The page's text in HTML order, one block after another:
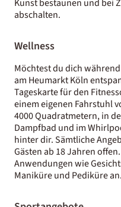
Kunst bestaunen und bei
abschalten.
Wellness
Möchtest du dich
am Heumarkt Köln
Tageskarte für den
einem eigenen Fahrstuhl
4000 Quadratmetern, in
Dampfbad und im
hinter dir. Sämtliche
Gästen ab 18 Jahren
Anwendungen wie
Maniküre und Pediküre an.